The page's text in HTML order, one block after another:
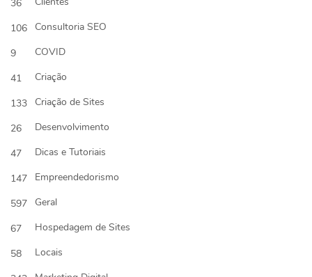
36
106
Consultoria SEO
9
COVID
41
Criação
133
Criação de Sites
26
Desenvolvimento
47
Dicas e Tutoriais
147
Empreendedorismo
597
Geral
67
Hospedagem de Sites
58
Locais